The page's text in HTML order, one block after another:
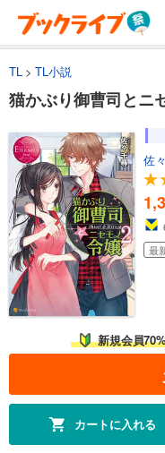
TL TL小説
猫かぶり御曹司とニ
佐
最
新規会員
カートに入れる